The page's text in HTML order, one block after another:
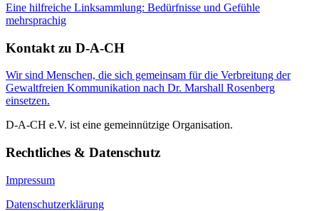
Eine hilfreiche Linksammlung: Bedürfnisse und Gefühle
mehrsprachig
Kontakt zu D-A-CH
Wir sind Menschen, die sich gemeinsam für die Verbreitung der
Gewaltfreien Kommunikation nach Dr. Marshall Rosenberg
einsetzen.
D-A-CH e.V. ist eine gemeinnützige Organisation.
Rechtliches & Datenschutz
Impressum
Datenschutzerklärung